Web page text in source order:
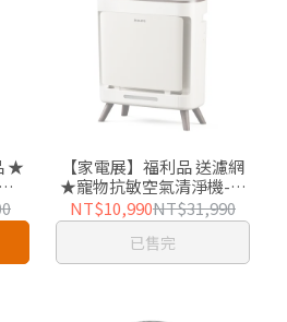
★
【家電展】福利品 送濾網
★寵物抗敏空氣清淨機-毛
小奈 (AC3681/80)適用17
坪-保固1年
NT$10,990NT$31,990
已售完